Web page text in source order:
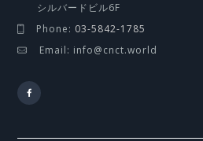
シルバードビル6F
Phone: 03-5842-1785
Email: info@cnct.world